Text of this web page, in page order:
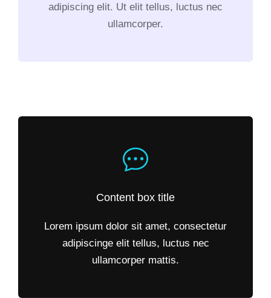
adipiscing elit. Ut elit tellus, luctus nec
ullamcorper.
Content box title
Lorem ipsum dolor sit amet, consectetur
adipiscinge elit tellus, luctus nec
ullamcorper mattis.